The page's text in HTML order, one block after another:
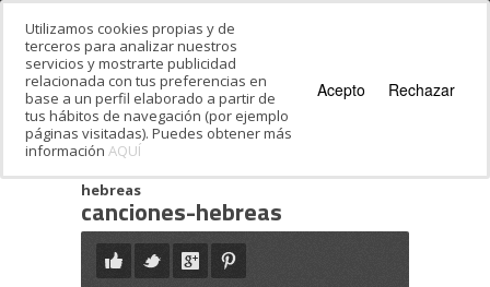
Estás en:
disfruta del hebreo cantando! · canciones-
hebreas
canciones-hebreas
Utilizamos cookies propias y de
terceros para analizar nuestros
servicios y mostrarte publicidad
relacionada con tus preferencias en
base a un perfil elaborado a partir de
tus hábitos de navegación (por ejemplo
páginas visitadas). Puedes obtener más
información AQUÍ
Acepto Rechazar